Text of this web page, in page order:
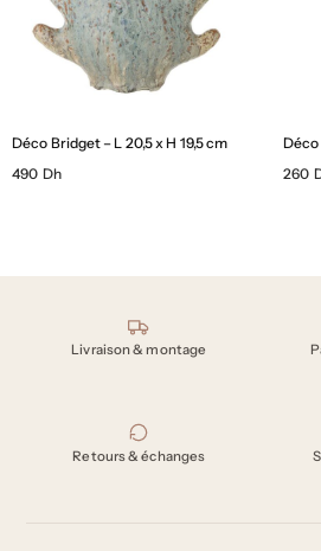
Déco Bridget – L 20,5 x H 19,5 cm
490 Dh
Déco
260
Nos engagements
Livraison & montage
Retours & échanges